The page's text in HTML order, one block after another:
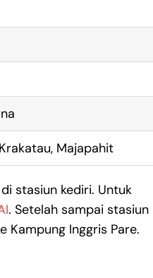
Majapahit
stasiun kediri. Untuk
. Setelah sampai stasiun
Kampung Inggris Pare.